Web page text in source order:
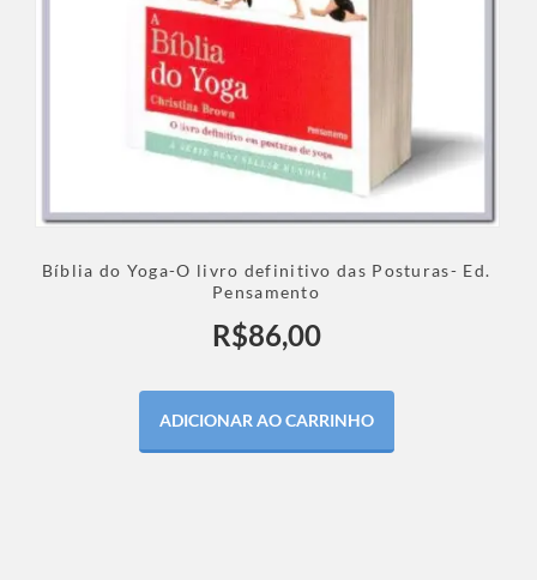
Bíblia do Yoga-O livro definitivo das Posturas- Ed.
Pensamento
R$86,00
ADICIONAR AO CARRINHO